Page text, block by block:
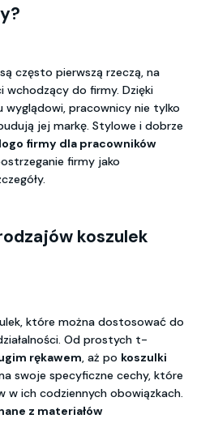
są często pierwszą rzeczą, na
wchodzący do firmy. Dzięki
wyglądowi, pracownicy nie tylko
jej markę. Stylowe i dobrze
firmy dla pracowników
firmy jako
koszulek
które można dostosować do
Od prostych t-
rękawem, aż po koszulki
swoje specyficzne cechy, które
w ich codziennych obowiązkach.
z materiałów